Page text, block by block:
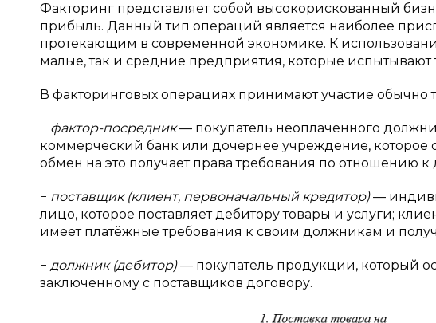
Факторинг представляет собой высокорискованный
прибыль. Данный тип операций является наиболее
протекающим в современной экономике. К
малые, так и средние предприятия, которые
В факторинговых операциях принимают участие обычно
− фактор-посредник— покупатель неоплаченного
коммерческий банк или дочернее учреждение, которое
обмен на это получает права требования по отношению к
− поставщик (клиент, первоначальный кредитор)—
лицо, которое поставляет дебитору товары и услуги;
имеет платёжные требования к своим должникам и
− должник (дебитор)— покупатель продукции, который
заключённому с поставщиков договору.